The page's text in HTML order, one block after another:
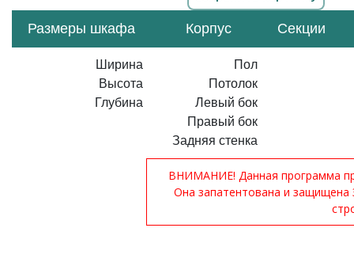
Размеры шкафа Корпус Секции
Ширина
Высота
Глубина
Пол
Потолок
Левый бок
Правый бок
Задняя стенка
ВНИМАНИЕ! Данная программа
Она запатентована и